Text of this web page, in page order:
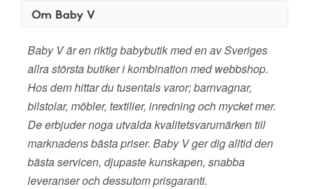
Om Baby V
Baby V är en riktig babybutik med en av Sveriges
allra största butiker i kombination med webbshop.
Hos dem hittar du tusentals varor; barnvagnar,
bilstolar, möbler, textilier, inredning och mycket mer.
De erbjuder noga utvalda kvalitetsvarumärken till
marknadens bästa priser. Baby V ger dig alltid den
bästa servicen, djupaste kunskapen, snabba
leveranser och dessutom prisgaranti.